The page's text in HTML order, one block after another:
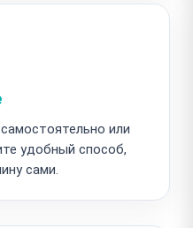
или
удобный способ,
сами.